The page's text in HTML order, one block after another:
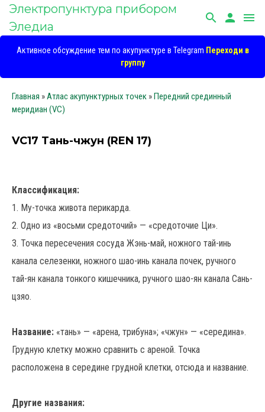
Электропунктура прибором
Эледиа
search person menu
Активное обсуждение тем по акупунктуре в Telegram Переходи в
группу
Главная »Атлас акупунктурных точек »Передний срединный
меридиан (VC)
VC17 Тань-чжун (REN 17)
Классификация:
1. Му-точка живота перикарда.
2. Одно из «восьми средоточий» — «средоточие Ци».
3. Точка пересечения сосуда Жэнь-май, ножного тай-инь
канала селезенки, ножного шао-инь канала почек, ручного
тай-ян канала тонкого кишечника, ручного шао-ян канала Сань-
цзяо.
Название: «тань» — «арена, трибуна»; «чжун» — «середина».
Грудную клетку можно сравнить с ареной. Точка
расположена в середине грудной клетки, отсюда и название.
Другие названия: